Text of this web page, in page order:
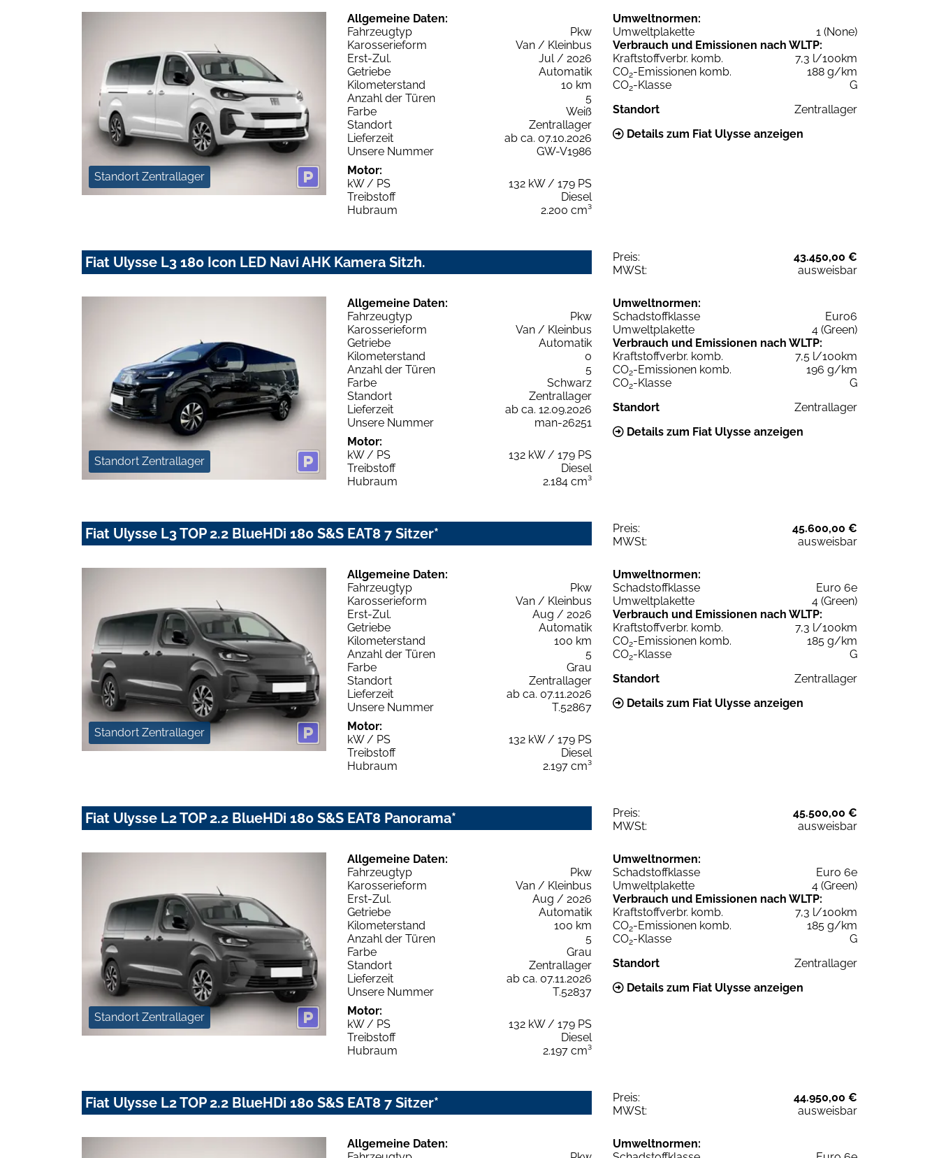
Standort Zentrallager
Allgemeine Daten:
Fahrzeugtyp
Pkw
Karosserieform
Van / Kleinbus
Erst-Zul.
Jul / 2026
Getriebe
Automatik
Kilometerstand
10 km
Anzahl der Türen
5
Farbe
Weiß
Standort
Zentrallager
Lieferzeit
ab ca. 07.10.2026
Unsere Nummer
GW-V1986
Motor:
kW / PS
132 kW / 179 PS
Treibstoff
Diesel
Hubraum
2.200 cm³
Umweltnormen:
Umweltplakette
1 (None)
Verbrauch und Emissionen nach WLTP:
Kraftstoffverbr. komb.
7,3 l/100km
CO2-Emissionen komb.
188 g/km
CO2-Klasse
G
Standort
Zentrallager
Details zum Fiat Ulysse anzeigen
Fiat Ulysse L3 180 Icon LED Navi AHK Kamera Sitzh. Preis:
43.450,00 €
MWSt:
ausweisbar
Standort Zentrallager
Allgemeine Daten:
Fahrzeugtyp
Pkw
Karosserieform
Van / Kleinbus
Getriebe
Automatik
Kilometerstand
0
Anzahl der Türen
5
Farbe
Schwarz
Standort
Zentrallager
Lieferzeit
ab ca. 12.09.2026
Unsere Nummer
man-26251
Motor:
kW / PS
132 kW / 179 PS
Treibstoff
Diesel
Hubraum
2.184 cm³
Umweltnormen:
Schadstoffklasse
Euro6
Umweltplakette
4 (Green)
Verbrauch und Emissionen nach WLTP:
Kraftstoffverbr. komb.
7,5 l/100km
CO2-Emissionen komb.
196 g/km
CO2-Klasse
G
Standort
Zentrallager
Details zum Fiat Ulysse anzeigen
Fiat Ulysse L3 TOP 2.2 BlueHDi 180 S&S EAT8 7 Sitzer* Preis:
45.600,00 €
MWSt:
ausweisbar
Standort Zentrallager
Allgemeine Daten:
Fahrzeugtyp
Pkw
Karosserieform
Van / Kleinbus
Erst-Zul.
Aug / 2026
Getriebe
Automatik
Kilometerstand
100 km
Anzahl der Türen
5
Farbe
Grau
Standort
Zentrallager
Lieferzeit
ab ca. 07.11.2026
Unsere Nummer
T.52867
Motor:
kW / PS
132 kW / 179 PS
Treibstoff
Diesel
Hubraum
2.197 cm³
Umweltnormen:
Schadstoffklasse
Euro 6e
Umweltplakette
4 (Green)
Verbrauch und Emissionen nach WLTP:
Kraftstoffverbr. komb.
7,3 l/100km
CO2-Emissionen komb.
185 g/km
CO2-Klasse
G
Standort
Zentrallager
Details zum Fiat Ulysse anzeigen
Fiat Ulysse L2 TOP 2.2 BlueHDi 180 S&S EAT8 Panorama* Preis:
45.500,00 €
MWSt:
ausweisbar
Standort Zentrallager
Allgemeine Daten:
Fahrzeugtyp
Pkw
Karosserieform
Van / Kleinbus
Erst-Zul.
Aug / 2026
Getriebe
Automatik
Kilometerstand
100 km
Anzahl der Türen
5
Farbe
Grau
Standort
Zentrallager
Lieferzeit
ab ca. 07.11.2026
Unsere Nummer
T.52837
Motor:
kW / PS
132 kW / 179 PS
Treibstoff
Diesel
Hubraum
2.197 cm³
Umweltnormen:
Schadstoffklasse
Euro 6e
Umweltplakette
4 (Green)
Verbrauch und Emissionen nach WLTP:
Kraftstoffverbr. komb.
7,3 l/100km
CO2-Emissionen komb.
185 g/km
CO2-Klasse
G
Standort
Zentrallager
Details zum Fiat Ulysse anzeigen
Fiat Ulysse L2 TOP 2.2 BlueHDi 180 S&S EAT8 7 Sitzer* Preis:
44.950,00 €
MWSt:
ausweisbar
Allgemeine Daten:
Umweltnormen: